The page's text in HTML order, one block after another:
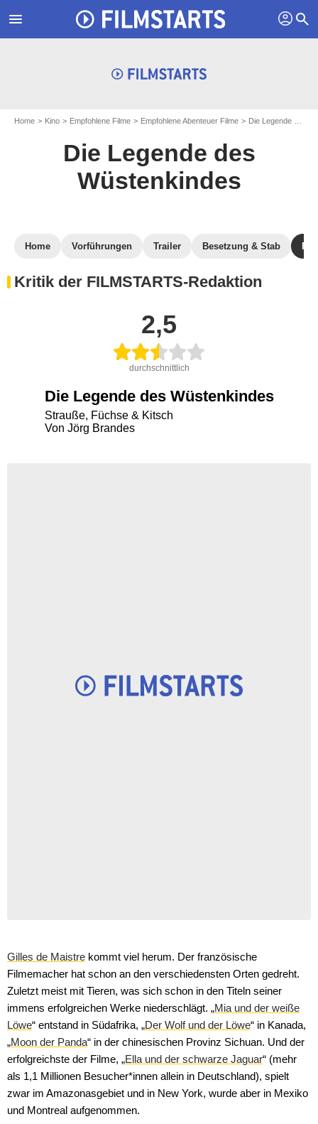
menu profil search
Home Kino Empfohlene Filme Empfohlene Abenteuer Filme Die Legende des Wüstenkindes
Die Legende des
Wüstenkindes
Home Vorführungen Trailer Besetzung & Stab
Kritik der FILMSTARTS-Redaktion
2,5
durchschnittlich
Die Legende des Wüstenkindes
Strauße, Füchse & Kitsch
Von Jörg Brandes
Gilles de Maistre kommt viel herum. Der französische
Filmemacher hat schon an den verschiedensten Orten gedreht.
Zuletzt meist mit Tieren, was sich schon in den Titeln seiner
immens erfolgreichen Werke niederschlägt. „Mia und der weiße
Löwe“ entstand in Südafrika, „Der Wolf und der Löwe“ in Kanada,
„Moon der Panda“ in der chinesischen Provinz Sichuan. Und der
erfolgreichste der Filme, „Ella und der schwarze Jaguar“ (mehr
als 1,1 Millionen Besucher*innen allein in Deutschland), spielt
zwar im Amazonasgebiet und in New York, wurde aber in Mexiko
und Montreal aufgenommen.